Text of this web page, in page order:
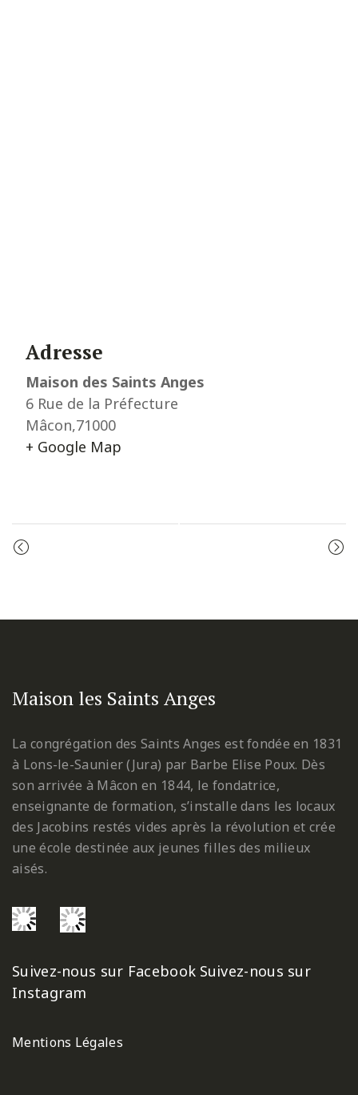
Adresse
Maison des Saints Anges
6 Rue de la Préfecture
Mâcon,71000
+ Google Map
Event
Maison les Saints Anges
La congrégation des Saints Anges est fondée en 1831
à Lons-le-Saunier (Jura) par Barbe Elise Poux. Dès
son arrivée à Mâcon en 1844, le fondatrice,
enseignante de formation, s’installe dans les locaux
des Jacobins restés vides après la révolution et crée
une école destinée aux jeunes filles des milieux
aisés.
Suivez-nous sur Facebook Suivez-nous sur
Instagram
Mentions Légales